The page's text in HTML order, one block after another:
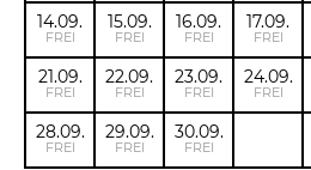
14.09.
FREI
15.09.
FREI
16.09.
FREI
17.09.
FREI
21.09.
FREI
22.09.
FREI
23.09.
FREI
24.09.
FREI
28.09.
FREI
29.09.
FREI
30.09.
FREI